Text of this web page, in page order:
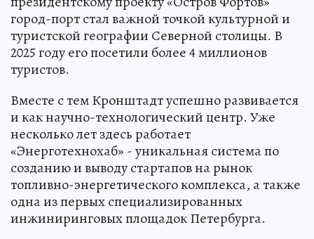
город-порт стал важной точкой культурной и
туристской географии Северной столицы. В
2025 году его посетили более 4 миллионов
туристов.
Вместе с тем Кронштадт успешно развивается
и как научно-технологический центр. Уже
несколько лет здесь работает
«Энерготехнохаб» - уникальная система по
созданию и выводу стартапов на рынок
топливно-энергетического комплекса, а также
одна из первых специализированных
инжиниринговых площадок Петербурга.